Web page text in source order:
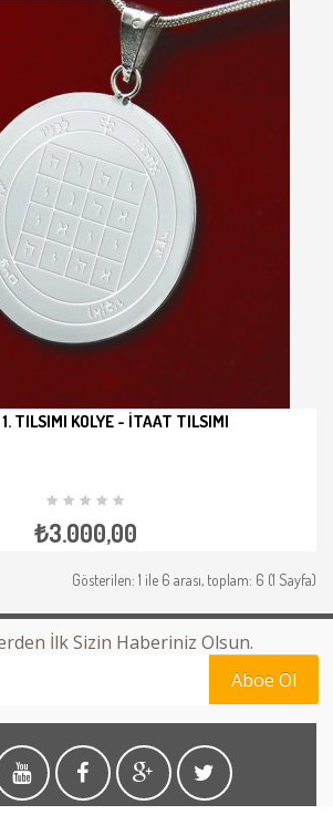
TILSIMI KOLYE - İTAAT TILSIMI
₺3.000,00
Gösterilen: 1 ile 6 arası, toplam: 6 (1 Sayfa)
İlk Sizin Haberiniz Olsun.
Aboe Ol